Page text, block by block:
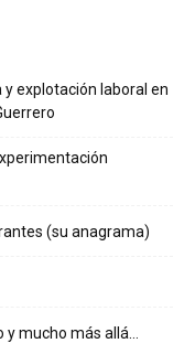
explotación laboral en
(su anagrama)
mucho más allá…